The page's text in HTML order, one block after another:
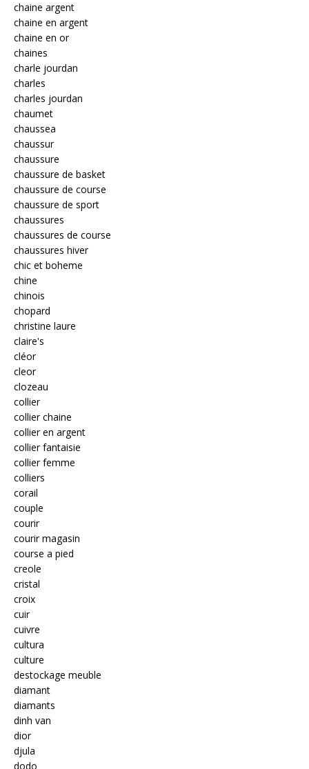
chaine argent
chaine en argent
chaine en or
chaines
charle jourdan
charles
charles jourdan
chaumet
chaussea
chaussur
chaussure
chaussure de basket
chaussure de course
chaussure de sport
chaussures
chaussures de course
chaussures hiver
chic et boheme
chine
chinois
chopard
christine laure
claire's
cléor
cleor
clozeau
collier
collier chaine
collier en argent
collier fantaisie
collier femme
colliers
corail
couple
courir
courir magasin
course a pied
creole
cristal
croix
cuir
cuivre
cultura
culture
destockage meuble
diamant
diamants
dinh van
dior
djula
dodo